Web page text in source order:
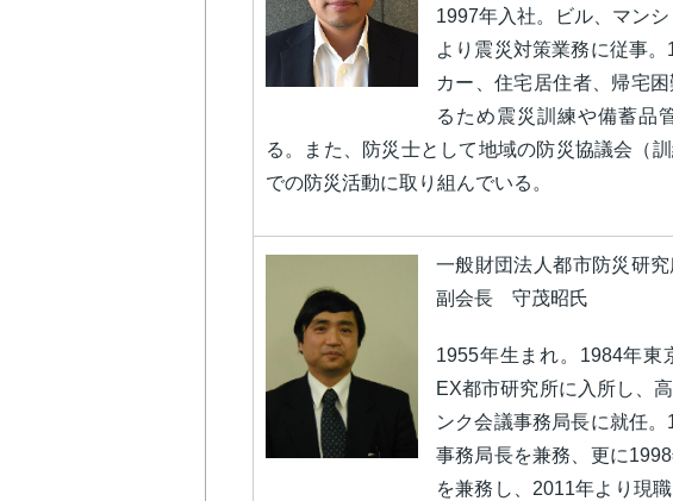
1997年入社。ビル、マン
より震災対策業務に従事
カー、住宅居住者、帰宅
るため震災訓練や備蓄品
る。また、防災士として地域の防災協議会（
での防災活動に取り組んでいる。
一般財団法人都市防災研
副会長 守茂昭氏
1955年生まれ。1984年東
EX都市研究所に入所し、
ンク会議事務局長に就任
事務局長を兼務、更に
を兼務し、2011年より現